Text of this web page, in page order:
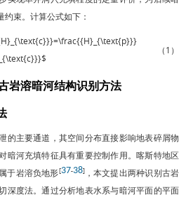
束。计算公式如下：
（1）
岩溶暗河结构识别方法
的主要通道，其空间分布直接影响地表碎屑物
暗河充填特征具有重要控制作用。喀斯特地区
于岩溶负地形[37-38]，本文提出两种识别古岩
深度法。通过分析地表水系与暗河平面的平面